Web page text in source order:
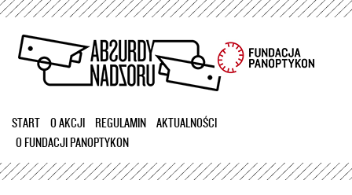
Przejdź
treści
START O AKCJI REGULAMIN
AKTUALNOŚCI
O FUNDACJI PANOPTYKON